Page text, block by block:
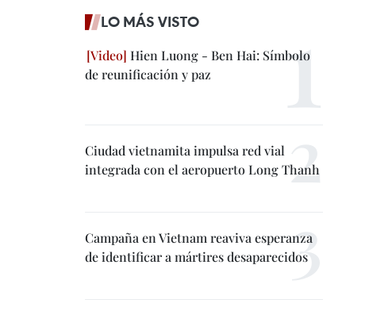
LO MÁS VISTO
Hien Luong - Ben Hai: Símbolo
de reunificación y paz
Ciudad vietnamita impulsa red vial
integrada con el aeropuerto Long Thanh
Campaña en Vietnam reaviva esperanza
de identificar a mártires desaparecidos